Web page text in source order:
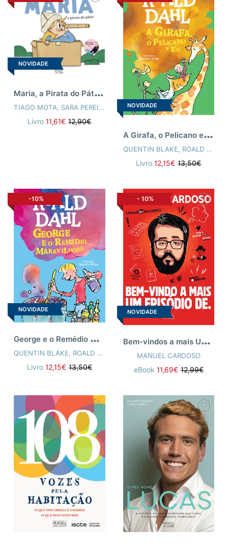
NOVIDADE
M
aria, a Pirata do Pátio, e Miguel, o Maestro dos Sonhos
TIAGO MOTA, SARA PEREIRA
Livro11,61€ 12,90€
NOVIDADE
A
Girafa, o Pelicano e Eu
QUENTIN BLAKE, ROALD DAHL
Livro12,15€ 13,50€
-10%
NOVIDADE
G
eorge e o Remédio Maravilhoso
QUENTIN BLAKE, ROALD DAHL
Livro 12,15€ 13,50€
- 10%
NOVIDADE
B
em-vindos a mais Um Episódio de
MANUEL CARDOSO
eBook 11,69€ 12,99€